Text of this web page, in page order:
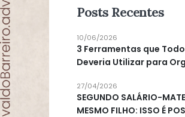
Posts Recentes
3 Ferramentas que
Deveria Utilizar para
10/06/2026
SEGUNDO SALÁRIO-
MESMO FILHO: ISSO É
27/04/2026